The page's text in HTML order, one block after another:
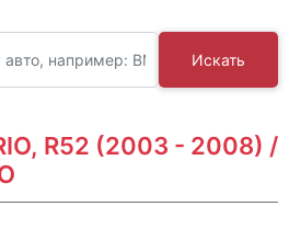
Искать
R52 (2003 - 2008) /